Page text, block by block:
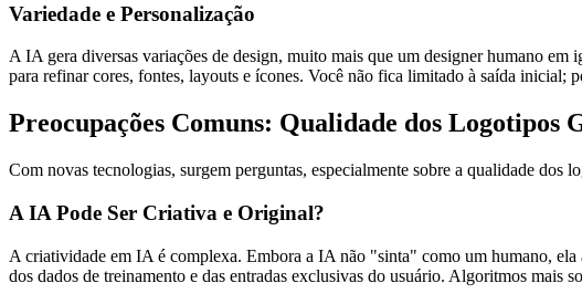
Variedade e Personalização
A IA gera diversas variações de design, muito mais que um designer humano
para refinar cores, fontes, layouts e ícones. Você não fica limitado à saída inicial;
Preocupações Comuns: Qualidade dos Logotipos
Com novas tecnologias, surgem perguntas, especialmente sobre a qualidade dos
A IA Pode Ser Criativa e Original?
A criatividade em IA é complexa. Embora a IA não "sinta" como um humano, ela
dos dados de treinamento e das entradas exclusivas do usuário. Algoritmos mais